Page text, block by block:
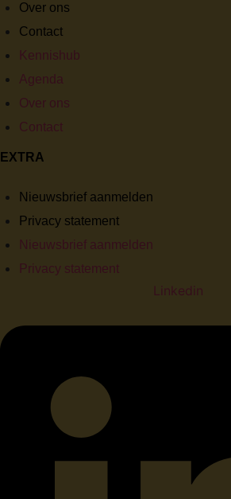
Over ons
Contact
Kennishub
Agenda
Over ons
Contact
EXTRA
Nieuwsbrief aanmelden
Privacy statement
Nieuwsbrief aanmelden
Privacy statement
Linkedin